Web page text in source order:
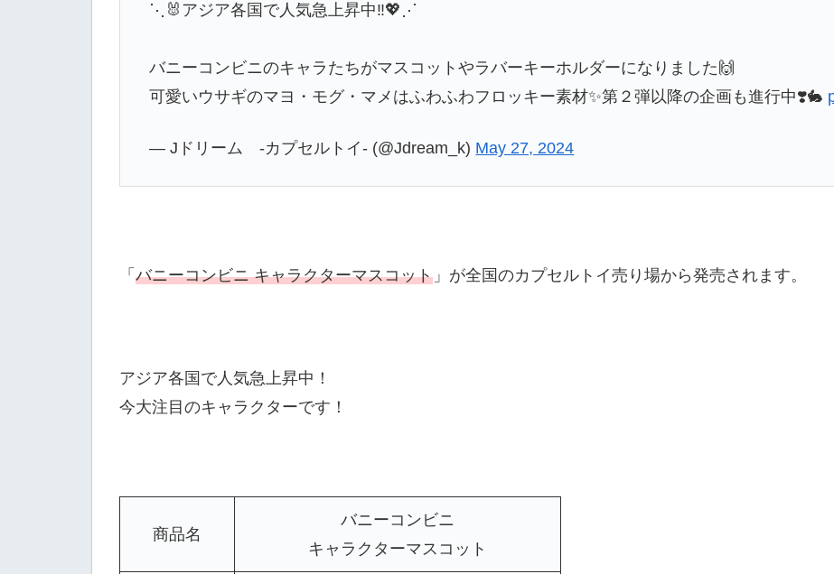
⋱🐰アジア各国で人気急上昇中‼️💖⋰
バニーコンビニのキャラたちがマスコットやラバーキーホルダーになりました🙌
可愛いウサギのマヨ・モグ・マメはふわふわフロッキー素材✨第２弾以降の企画も進行中❣️🐇
— Jドリーム -カプセルトイ- (@Jdream_k) May 27, 2024
「 バニーコンビニ キャラクターマスコット 」が全国のカプセルトイ売り場から発売されます。
アジア各国で人気急上昇中！
今大注目のキャラクターです！
商品名
バニーコンビニ
キャラクターマスコット